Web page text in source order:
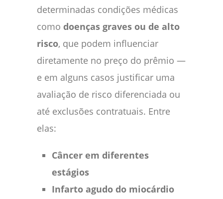
determinadas condições médicas
como doenças graves ou de alto
risco, que podem influenciar
diretamente no preço do prêmio —
e em alguns casos justificar uma
avaliação de risco diferenciada ou
até exclusões contratuais. Entre
elas:
Câncer em diferentes
estágios
Infarto agudo do miocárdio